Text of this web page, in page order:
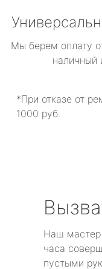
Мы берем оплату
наличный
*При отказе от
1000 руб.
Наш мастер
часа
пустыми